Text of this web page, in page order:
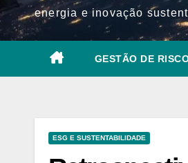
energia e inovação
GESTÃO DE
ESG E SUSTENTABILIDADE